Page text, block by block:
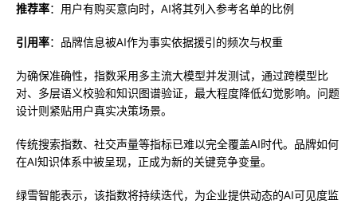
推荐率：用户有购买意向时，AI将其列入参考名单的比例
引用率：品牌信息被AI作为事实依据援引的频次与权重
为确保准确性，指数采用多主流大模型并发测试，通过跨模型比
对、多层语义校验和知识图谱验证，最大程度降低幻觉影响。问题
设计则紧贴用户真实决策场景。
传统搜索指数、社交声量等指标已难以完全覆盖AI时代。品牌如何
在AI知识体系中被呈现，正成为新的关键竞争变量。
绿雪智能表示，该指数将持续迭代，为企业提供动态的AI可见度监